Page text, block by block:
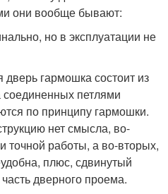
они вообще бывают:
но в эксплуатации не
гармошка состоит из
соединенных петлями
по принципу гармошки.
нет смысла, во-
точной работы, а во-вторых,
плюс, сдвинутый
дверного проема.